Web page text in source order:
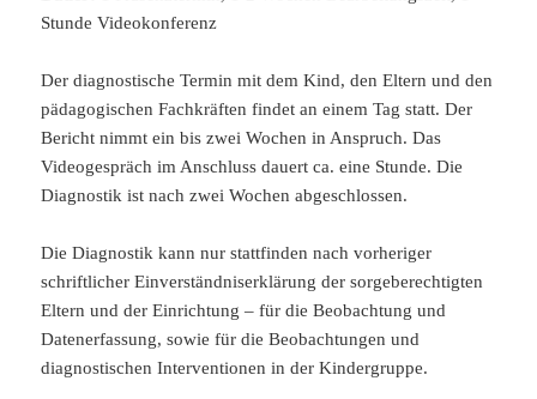
Stunde Videokonferenz
Der diagnostische Termin mit dem Kind, den Eltern und den
pädagogischen Fachkräften findet an einem Tag statt. Der
Bericht nimmt ein bis zwei Wochen in Anspruch. Das
Videogespräch im Anschluss dauert ca. eine Stunde. Die
Diagnostik ist nach zwei Wochen abgeschlossen.
Die Diagnostik kann nur stattfinden nach vorheriger
schriftlicher Einverständniserklärung der sorgeberechtigten
Eltern und der Einrichtung – für die Beobachtung und
Datenerfassung, sowie für die Beobachtungen und
diagnostischen Interventionen in der Kindergruppe.